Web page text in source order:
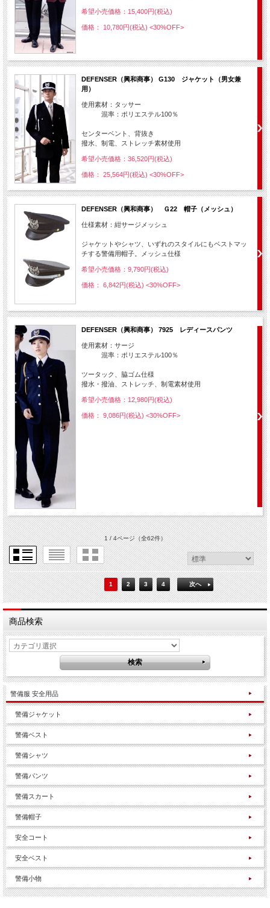
希望小売価格：15,400円(税込)
価格： 10,780円(税込) <30%OFF>
DEFENSER（興和商事） G130 ジャケット（男女兼
用）
使用素材：タッサー
混率：ポリエステル100％
センターベント、背抜き
撥水、制電、ストレッチ素材使用
希望小売価格：36,520円(税込)
価格： 25,564円(税込) <30%OFF>
DEFENSER（興和商事） Ｇ22 帽子（メッシュ）
仕様素材：紺サージメッシュ
ジャケットやシャツ、いずれのスタイルにもベストマッ
チする警備用帽子。メッシュ仕様
希望小売価格：9,790円(税込)
価格： 6,842円(税込) <30%OFF>
DEFENSER（興和商事） 7925 レディースパンツ
使用素材：サージ
混率：ポリエステル100％
ツータック、脇ゴム仕様
撥水・撥油、ストレッチ、制電素材使用
希望小売価格：12,980円(税込)
価格： 9,086円(税込) <30%OFF>
1 / 4ページ（全62件）
1 2 3 4 次へ
商品検索
警備服 安全用品
警備ジャケット
警備ベスト
警備シャツ
警備パンツ
警備スカート
警備帽子
安全コート
安全ベスト
警備小物